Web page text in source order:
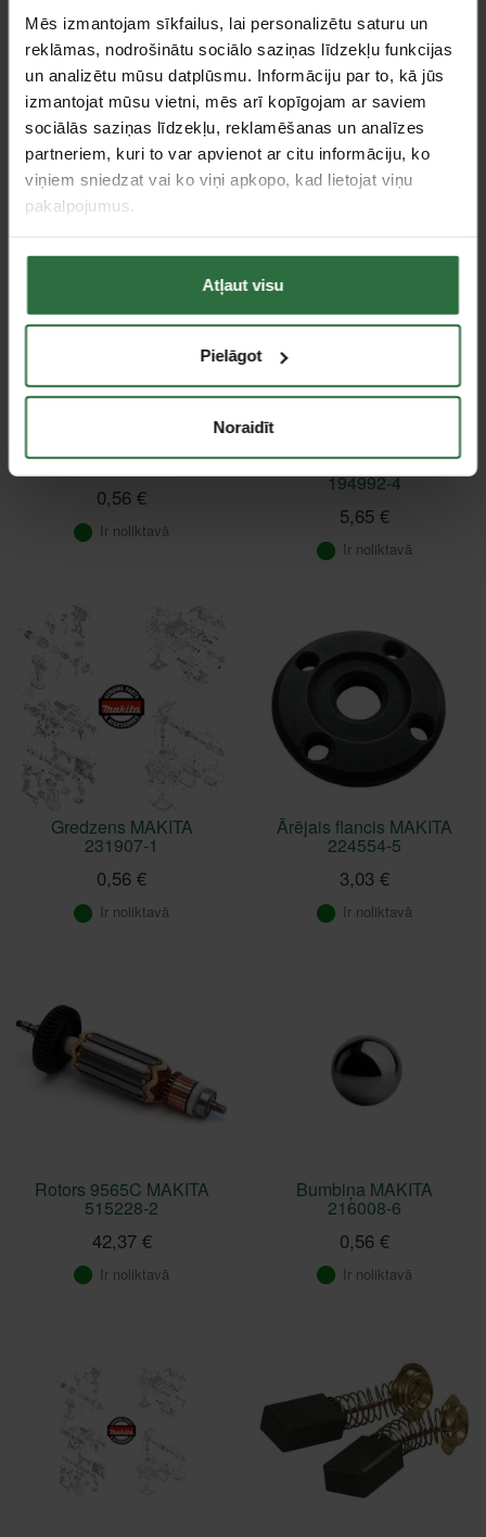
Mēs izmantojam sīkfailus, lai personalizētu saturu un
reklāmas, nodrošinātu sociālo saziņas līdzekļu funkcijas
un analizētu mūsu datplūsmu. Informāciju par to, kā jūs
izmantojat mūsu vietni, mēs arī kopīgojam ar saviem
sociālās saziņas līdzekļu, reklamēšanas un analīzes
partneriem, kuri to var apvienot ar citu informāciju, ko
viņiem sniedzat vai ko viņi apkopo, kad lietojat viņu
pakalpojumus.
Atļaut visu
Pielāgot
Noraidīt
Oglītes CB411 MAKITA
195010-1
2,82 €
Ir noliktavā
Oglītes CB430 MAKITA
191971-3
2,82 €
Ir noliktavā
Lodīte MAKITA 216022-2
0,56 €
Ir noliktavā
Oglītes CB204 MAKITA
194992-4
5,65 €
Ir noliktavā
Gredzens MAKITA
231907-1
0,56 €
Ir noliktavā
Ārējais flancis MAKITA
224554-5
3,03 €
Ir noliktavā
Rotors 9565C MAKITA
515228-2
42,37 €
Ir noliktavā
Bumbiņa MAKITA
216008-6
0,56 €
Ir noliktavā